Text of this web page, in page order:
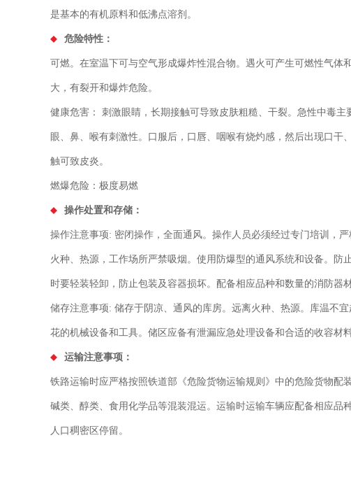
是基本的有机原料和低沸点溶剂。
危险特性：
可燃。在室温下可与空气形成爆炸性混合物。遇火可产生可燃性气
大，有裂开和爆炸危险。
健康危害： 刺激眼睛，长期接触可导致皮肤粗糙、干裂。急性中毒
眼、鼻、喉有刺激性。口服后，口唇、咽喉有烧灼感，然后出现
触可致皮炎。
燃爆危险：极度易燃
操作处置和存储：
操作注意事项: 密闭操作，全面通风。操作人员必须经过专门培训，
火种、热源，工作场所严禁吸烟。使用防爆型的通风系统和设备。
时要轻装轻卸，防止包装及容器损坏。配备相应品种和数量的消防器
储存注意事项: 储存于阴凉、通风的库房。远离火种、热源。库
花的机械设备和工具。储区应备有泄漏应急处理设备和合适的收容材料
运输注意事项：
铁路运输时应严格按照铁道部《危险货物运输规则》中的危险货物配
碱类、醇类、食用化学品等混装混运。运输时运输车辆应配备相
人口稠密区停留。